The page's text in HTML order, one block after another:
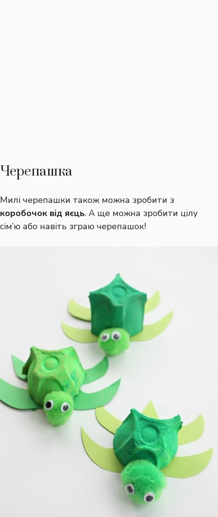
Черепашка
Милі черепашки також можна зробити з
коробочок від яєць. А ще можна зробити цілу
сім’ю або навіть зграю черепашок!